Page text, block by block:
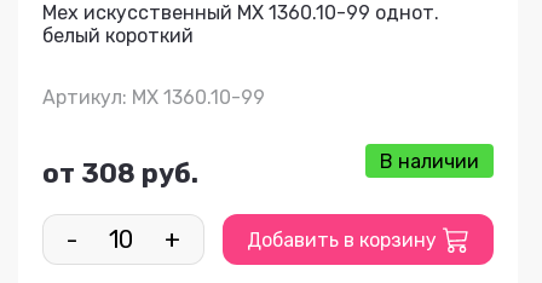
Мех искусственный МХ 1360.10-99 однот.
белый короткий
Артикул: МХ 1360.10-99
от 308 руб. В наличии
- + Добавить в корзину